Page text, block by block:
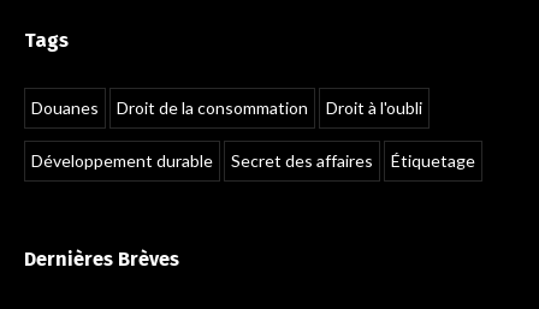
Tags
Douanes Droit de la consommation Droit à l'oubli
Développement durable Secret des affaires Étiquetage
Dernières Brèves